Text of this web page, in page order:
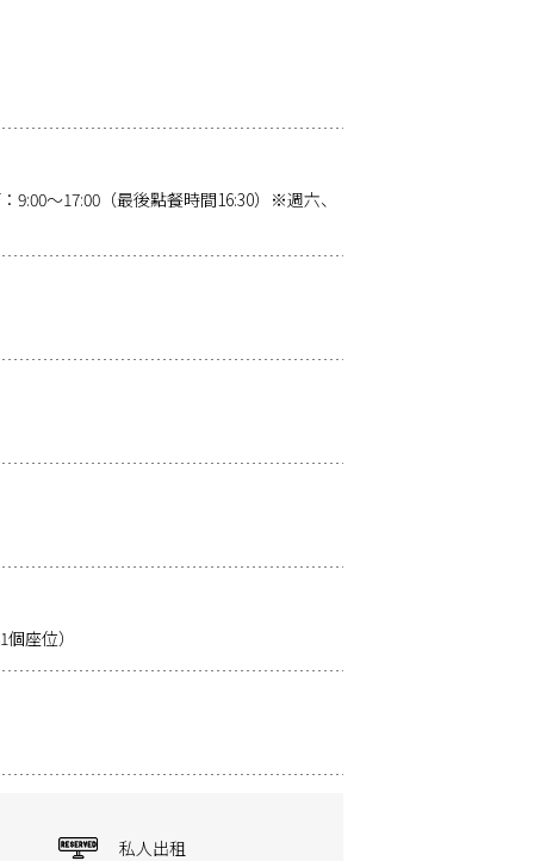
9:00～17:00（最後點餐時間16:30）※週六、
座位）
私人出租